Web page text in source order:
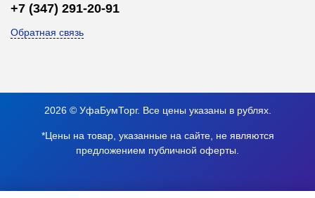
+7 (347) 291-20-91
Обратная связь
2026 © УфаБумТорг. Все цены указаны в рублях.
*Цены на товар, указанные на сайте, не являются
предложением публичной оферты.